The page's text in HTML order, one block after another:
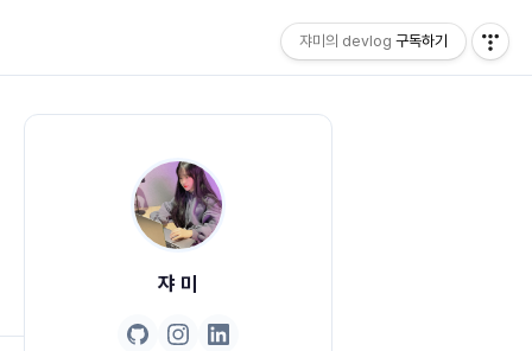
쟈 미
쟈미의 devlog 구독하기